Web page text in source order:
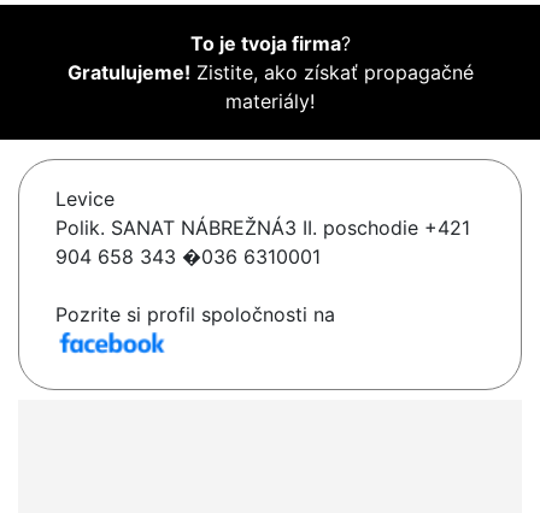
To je tvoja firma?
Gratulujeme! Zistite, ako získať propagačné
materiály!
Levice
Polik. SANAT NÁBREŽNÁ3 II. poschodie +421
904 658 343 �036 6310001
Pozrite si profil spoločnosti na